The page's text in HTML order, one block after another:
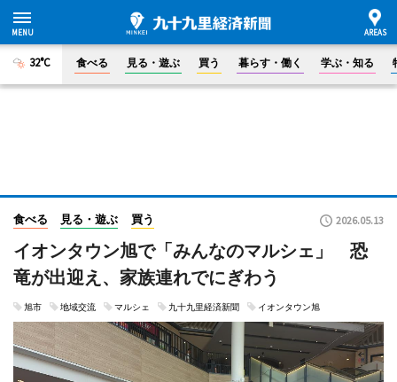
32°C 食べる 見る・遊ぶ 買う 暮らす・働く 学ぶ・知る
食べる 見る・遊ぶ 買う 2026.05.13
イオンタウン旭で「みんなのマルシェ」 恐
竜が出迎え、家族連れでにぎわう
旭市 地域交流 マルシェ 九十九里経済新聞 イオンタウン旭